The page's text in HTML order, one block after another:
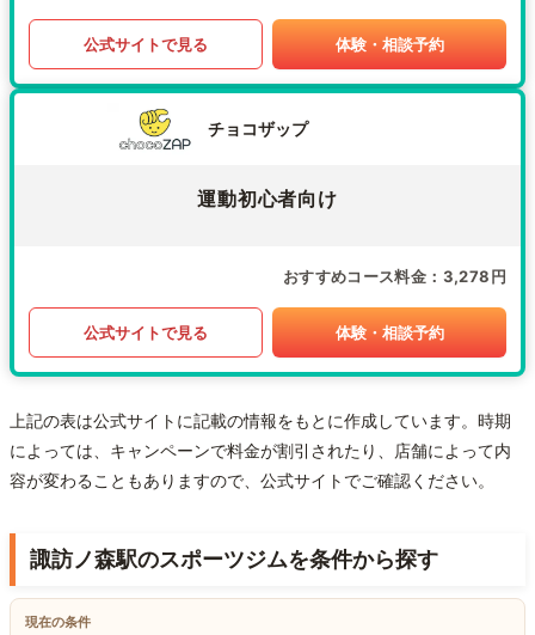
公式サイトで見る 体験・相談予約
チョコザップ
運動初心者向け
おすすめコース料金 3,278円
公式サイトで見る 体験・相談予約
上記の表は公式サイトに記載の情報をもとに作成しています。時期
によっては、キャンペーンで料金が割引されたり、店舗によって内
容が変わることもありますので、公式サイトでご確認ください。
諏訪ノ森駅のスポーツジムを条件から探す
現在の条件